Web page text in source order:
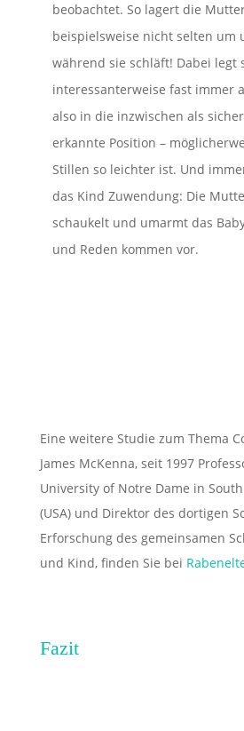
beobachtet. So lagert die
beispielsweise nicht selten um
während sie schläft! Dabei legt
interessanterweise fast immer
also in die inzwischen als
erkannte Position –
Stillen so leichter ist. Und
das Kind Zuwendung: Die
schaukelt und umarmt das
und Reden kommen vor.
Eine weitere Studie zum Thema
James McKenna, seit 1997
University of Notre Dame in
(USA) und Direktor des dortigen
Erforschung des gemeinsamen
und Kind, finden Sie bei
Fazit